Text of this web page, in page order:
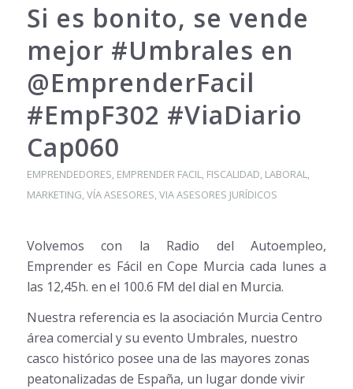
Si es bonito, se vende
mejor #Umbrales en
@EmprenderFacil
#EmpF302 #ViaDiario
Cap060
EMPRENDEDORES, EMPRENDER FACIL, FISCALIDAD, LABORAL,
MARKETING,VÍA ASESORES,VIA ASESORES JURÍDICOS
Volvemos con la Radio del Autoempleo,
Emprender es Fácil en Cope Murcia cada lunes a
las 12,45h. en el 100.6 FM del dial en Murcia.
Nuestra referencia es la asociación Murcia Centro
área comercial y su evento Umbrales, nuestro
casco histórico posee una de las mayores zonas
peatonalizadas de España, un lugar donde vivir